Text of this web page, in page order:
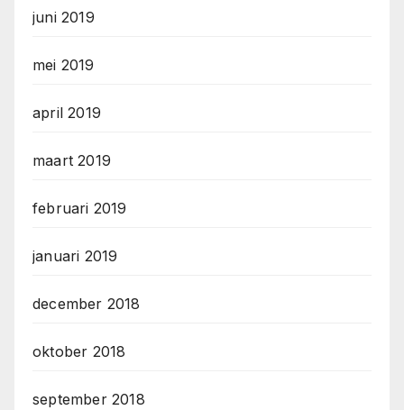
juni 2019
mei 2019
april 2019
maart 2019
februari 2019
januari 2019
december 2018
oktober 2018
september 2018